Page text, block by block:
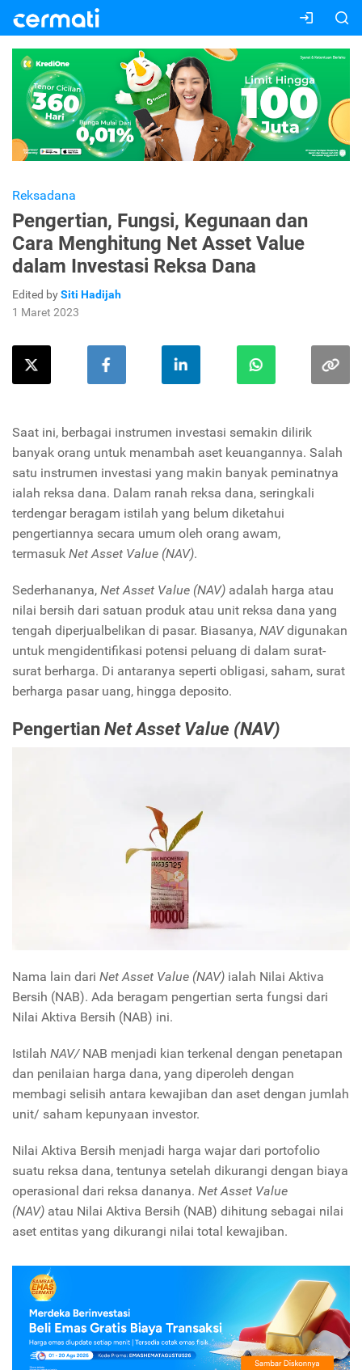
Reksadana
Pengertian, Fungsi, Kegunaan dan
Cara Menghitung Net Asset Value
dalam Investasi Reksa Dana
Edited bySiti Hadijah
1 Maret 2023
Saat ini, berbagai instrumen investasi semakin dilirik
banyak orang untuk menambah aset keuangannya. Salah
satu instrumen investasi yang makin banyak peminatnya
ialah reksa dana. Dalam ranah reksa dana, seringkali
terdengar beragam istilah yang belum diketahui
pengertiannya secara umum oleh orang awam,
termasuk Net Asset Value (NAV).
Sederhananya, Net Asset Value (NAV) adalah harga atau
nilai bersih dari satuan produk atau unit reksa dana yang
tengah diperjualbelikan di pasar. Biasanya, NAV digunakan
untuk mengidentifikasi potensi peluang di dalam surat-
surat berharga. Di antaranya seperti obligasi, saham, surat
berharga pasar uang, hingga deposito.
PengertianNet Asset Value (NAV)
Nama lain dari Net Asset Value (NAV) ialah Nilai Aktiva
Bersih (NAB). Ada beragam pengertian serta fungsi dari
Nilai Aktiva Bersih (NAB) ini.
Istilah NAV/ NAB menjadi kian terkenal dengan penetapan
dan penilaian harga dana, yang diperoleh dengan
membagi selisih antara kewajiban dan aset dengan jumlah
unit/ saham kepunyaan investor.
Nilai Aktiva Bersih menjadi harga wajar dari portofolio
suatu reksa dana, tentunya setelah dikurangi dengan biaya
operasional dari reksa dananya. Net Asset Value
(NAV) atau Nilai Aktiva Bersih (NAB) dihitung sebagai nilai
aset entitas yang dikurangi nilai total kewajiban.